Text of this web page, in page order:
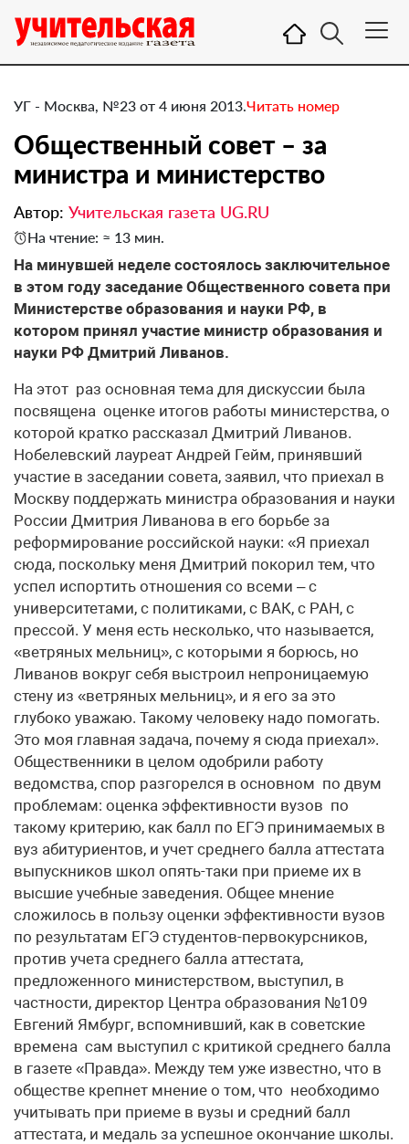
УГ - Москва, №23 от 4 июня 2013.Читать номер
Общественный совет – за
министра и министерство
Автор: Учительская газета UG.RU
На чтение: ≈ 13 мин.
На минувшей неделе состоялось заключительное
в этом году заседание Общественного совета при
Министерстве образования и науки РФ, в
котором принял участие министр образования и
науки РФ Дмитрий Ливанов.
Н​а этот раз основная тема для дискуссии была
посвящена оценке итогов работы министерства, о
которой кратко рассказал Дмитрий Ливанов.
Нобелевский лауреат Андрей Гейм, принявший
участие в заседании совета, заявил, что приехал в
Москву поддержать министра образования и науки
России Дмитрия Ливанова в его борьбе за
реформирование российской науки: «Я приехал
сюда, поскольку меня Дмитрий покорил тем, что
успел испортить отношения со всеми – с
университетами, с политиками, с ВАК, с РАН, с
прессой. У меня есть несколько, что называется,
«ветряных мельниц», с которыми я борюсь, но
Ливанов вокруг себя выстроил непроницаемую
стену из «ветряных мельниц», и я его за это
глубоко уважаю. Такому человеку надо помогать.
Это моя главная задача, почему я сюда приехал».
Общественники в целом одобрили работу
ведомства, спор разгорелся в основном по двум
проблемам: оценка эффективности вузов по
такому критерию, как балл по ЕГЭ принимаемых в
вуз абитуриентов, и учет среднего балла аттестата
выпускников школ опять-таки при приеме их в
высшие учебные заведения. Общее мнение
сложилось в пользу оценки эффективности вузов
по результатам ЕГЭ студентов-первокурсников,
против учета среднего балла аттестата,
предложенного министерством, выступил, в
частности, директор Центра образования №109
Евгений Ямбург, вспомнивший, как в советские
времена сам выступил с критикой среднего балла
в газете «Правда». Между тем уже известно, что в
обществе крепнет мнение о том, что необходимо
учитывать при приеме в вузы и средний балл
аттестата, и медаль за успешное окончание школы.